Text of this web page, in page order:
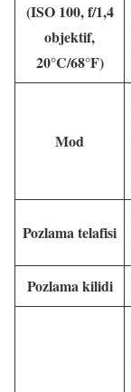
(ISO 100, f/1,4
objektif,
20°C/68°F)
Mod
Pozlama telafisi
Pozlama kilidi